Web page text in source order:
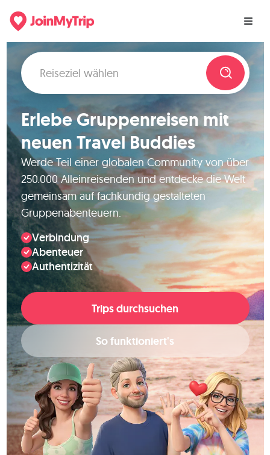
Erlebe Gruppenreisen mit
neuen Travel Buddies
Werde Teil einer globalen Community von über
250.000 Alleinreisenden und entdecke die Welt
gemeinsam auf fachkundig gestalteten
Gruppenabenteuern.
Verbindung
Abenteuer
Authentizität
Trips durchsuchen
So funktioniert's